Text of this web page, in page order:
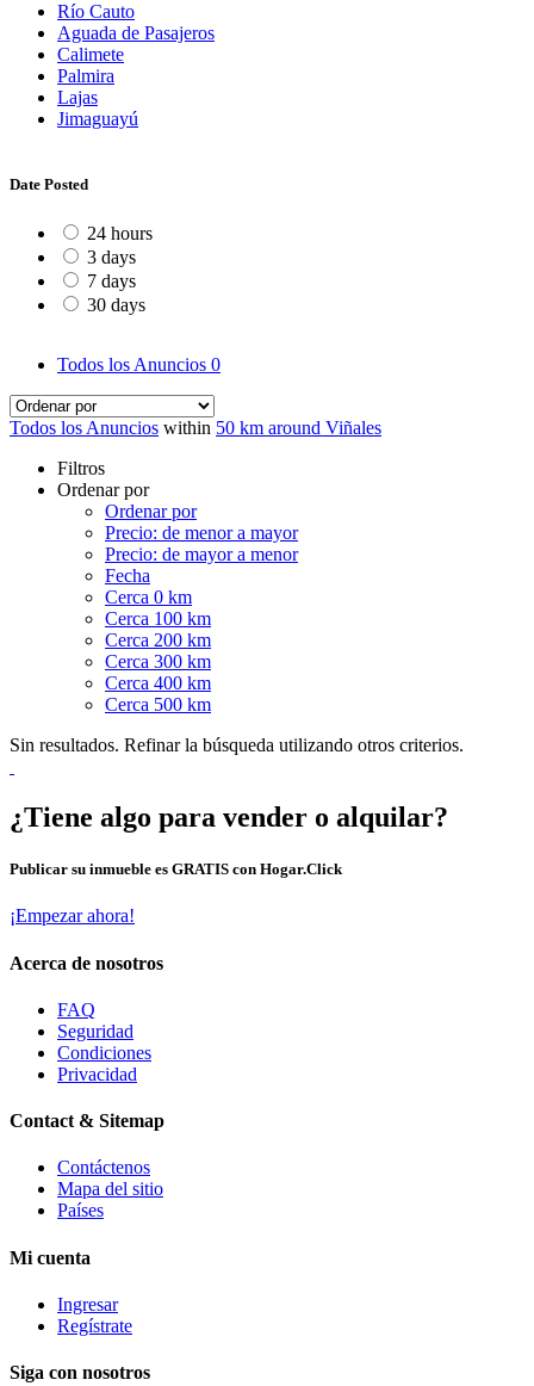
Río Cauto
Aguada de Pasajeros
Calimete
Palmira
Lajas
Jimaguayú
Date Posted
24 hours
3 days
7 days
30 days
Todos los Anuncios 0
Todos los Anuncios within 50 km around Viñales
Filtros
Ordenar por
Ordenar por
Precio: de menor a mayor
Precio: de mayor a menor
Fecha
Cerca 0 km
Cerca 100 km
Cerca 200 km
Cerca 300 km
Cerca 400 km
Cerca 500 km
Sin resultados. Refinar la búsqueda utilizando otros criterios.
¿Tiene algo para vender o alquilar?
Publicar su inmueble es GRATIS con Hogar.Click
¡Empezar ahora!
Acerca de nosotros
FAQ
Seguridad
Condiciones
Privacidad
Contact & Sitemap
Contáctenos
Mapa del sitio
Países
Mi cuenta
Ingresar
Regístrate
Siga con nosotros